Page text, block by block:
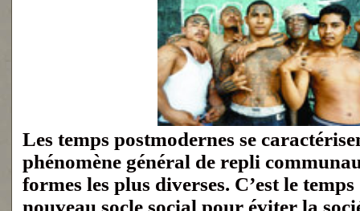
Les temps postmodernes se
phénomène général de repli
formes les plus diverses. C’est le
nouveau socle social pour éviter la